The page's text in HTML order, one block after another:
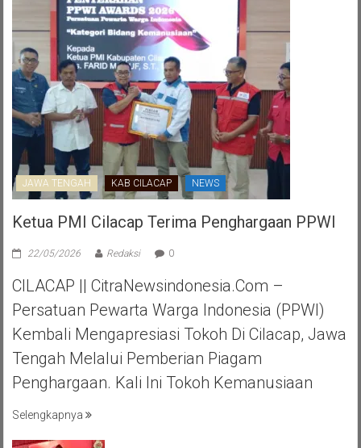
JAWA TENGAH KAB CILACAP NEWS
Ketua PMI Cilacap Terima Penghargaan PPWI
22/05/2026 Redaksi 0
CILACAP || CitraNewsindonesia.com –
Persatuan Pewarta Warga Indonesia (PPWI)
Kembali Mengapresiasi Tokoh Di Cilacap, Jawa
Tengah Melalui Pemberian Piagam
Penghargaan. Kali Ini Tokoh Kemanusiaan
Selengkapnya